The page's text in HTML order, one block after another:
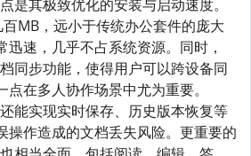
是其极致优化的安装与启动速度。
MB，远小于传统办公套件的庞大
速，几乎不占系统资源。同时，
同步功能，使得用户可以跨设备同
在多人协作场景中尤为重要。
能实现实时保存、历史版本恢复等
操作造成的文档丢失风险。更重要的